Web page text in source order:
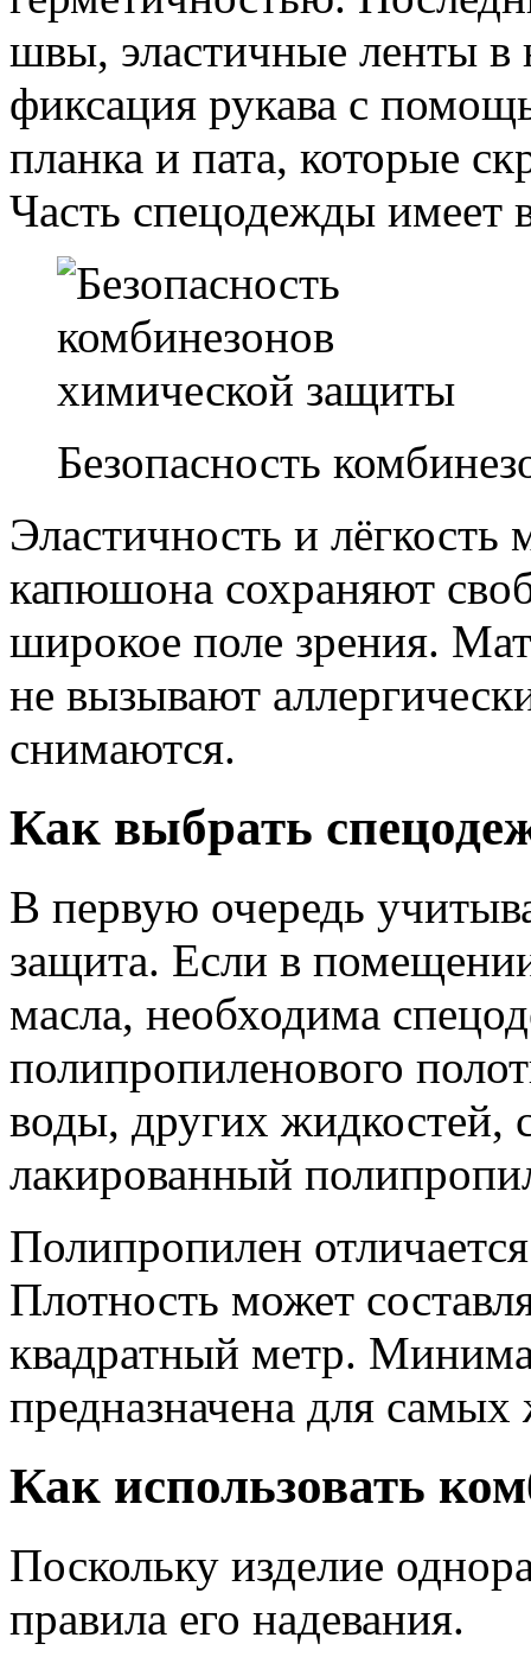
швы, эластичные ленты в
фиксация рукава с
планка и пата, которые
Часть спецодежды имеет
Безопасность
Эластичность и лёгкость
капюшона сохраняют
широкое поле зрения.
не вызывают
снимаются.
Как выбрать
В первую очередь
защита. Если в
масла, необходима
полипропиленового
воды, других жидкостей,
лакированный
Полипропилен
Плотность может
квадратный метр.
предназначена для
Как использовать
Поскольку изделие
правила его надевания.